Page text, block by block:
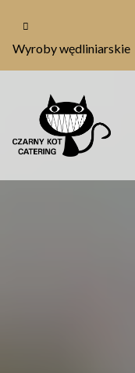
Wyroby wędliniarskie